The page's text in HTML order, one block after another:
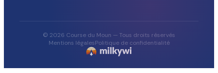
© 2026 Course du Moun — Tous droits réservés
Mentions légalesPolitique de confidentialité